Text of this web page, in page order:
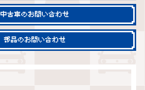
中古車のお問い合わせ
部品のお問い合わせ